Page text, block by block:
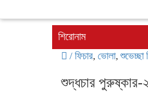
শিরোনাম
/ ফিচার, ভোলা, শুভেচ্ছা
শুদ্ধচার